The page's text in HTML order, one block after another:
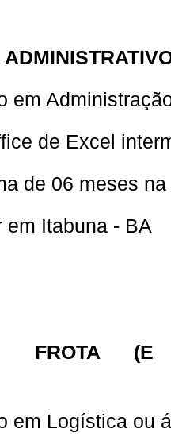
em
de Excel
de 06 meses na
em Itabuna - BA
FROTA (E
em Logística ou